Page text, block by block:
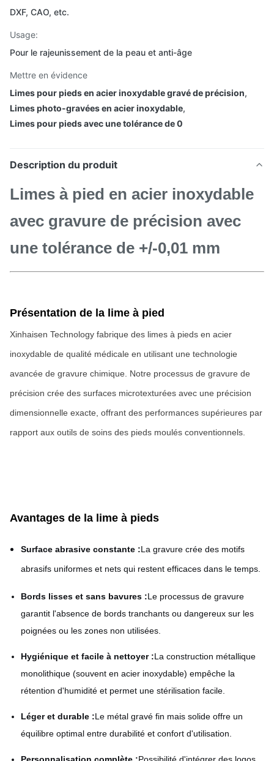
DXF, CAO, etc.
Usage:
Pour le rajeunissement de la peau et anti-âge
Mettre en évidence
Limes pour pieds en acier inoxydable gravé de précision,
Limes photo-gravées en acier inoxydable,
Limes pour pieds avec une tolérance de 0
Description du produit
Limes à pied en acier inoxydable
avec gravure de précision avec
une tolérance de +/-0,01 mm
Présentation de la lime à pied
Xinhaisen Technology fabrique des limes à pieds en acier
inoxydable de qualité médicale en utilisant une technologie
avancée de gravure chimique. Notre processus de gravure de
précision crée des surfaces microtexturées avec une précision
dimensionnelle exacte, offrant des performances supérieures par
rapport aux outils de soins des pieds moulés conventionnels.
Avantages de la lime à pieds
Surface abrasive constante :La gravure crée des motifs
abrasifs uniformes et nets qui restent efficaces dans le temps.
Bords lisses et sans bavures :Le processus de gravure
garantit l'absence de bords tranchants ou dangereux sur les
poignées ou les zones non utilisées.
Hygiénique et facile à nettoyer :La construction métallique
monolithique (souvent en acier inoxydable) empêche la
rétention d'humidité et permet une stérilisation facile.
Léger et durable :Le métal gravé fin mais solide offre un
équilibre optimal entre durabilité et confort d'utilisation.